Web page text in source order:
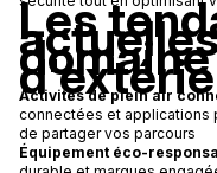
Les
Activités de plein air
connectées et applications
de partager vos parcours
Équipement éco-